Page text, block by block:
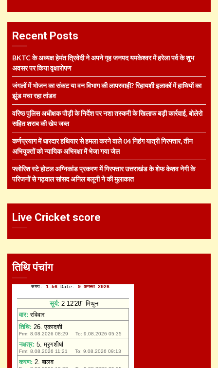
Recent Posts
BKTC के अध्यक्ष हेमंत त्रिवेदी ने अपने गृह जनपद यमकेश्वर में हरेला पर्व के शुभ
अवसर पर किया वृक्षारोपण
जंगलों में भोजन का संकट या वन विभाग की लापरवाही? रिहायशी इलाकों में हाथियों का
झुंड मचा रहा तांडव
वरिष्ठ पुलिस अधीक्षक पौड़ी के निर्देश पर नशा तस्करी के खिलाफ बड़ी कार्रवाई, बोलेरो
सहित शराब की खेप जब्त
कर्णप्रयाग में धारदार हथियार से हमला करने वाले 04 निहंग यात्री गिरफ्तार, तीन
अभियुक्तों को न्यायिक अभिरक्षा में भेजा गया जेल
फ्लोरिश स्टे होटल अग्निकांड प्रकरण में गिरफ्तार उत्तराखंड के शेफ केशव नेगी के
परिजनों से गढ़वाल सांसद अनिल बलूनी ने की मुलाकात
Live Cricket score
तिथि पंचांग